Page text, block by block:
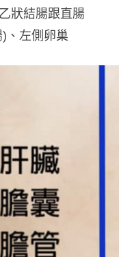
狀結腸跟直腸
、左側卵巢